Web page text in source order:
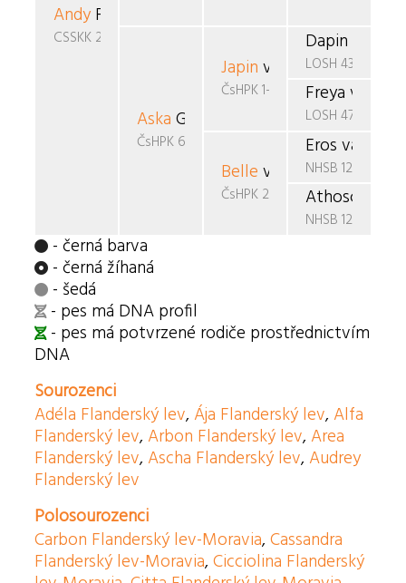
AndyFlanderský lev
CSSKK 260/92
Aska Gold
ČsHPK 68/89
Japin van de
ČsHPK 1-86/85/87
Belle v.d. Ramselaar
ČsHPK 21/88
Dapin v.d
LOSH 436013
Freya v.d.
LOSH 473563
Eros van
NHSB 1290690
Athosca v.d.
NHSB 1227295
- černá barva
- černá žíhaná
- šedá
- pes má DNA profil
- pes má potvrzené rodiče prostřednictvím
DNA
Sourozenci
Adéla Flanderský lev, Ája Flanderský lev, Alfa
Flanderský lev, Arbon Flanderský lev, Area
Flanderský lev, Ascha Flanderský lev, Audrey
Flanderský lev
Polosourozenci
Carbon Flanderský lev-Moravia,Cassandra
Flanderský lev-Moravia,Cicciolina Flanderský